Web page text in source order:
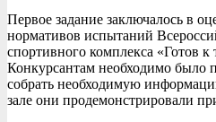
Первое задание заключалось в
нормативов испытаний
спортивного комплекса «Готов
Конкурсантам необходимо было
собрать необходимую
зале они продемонстрировали